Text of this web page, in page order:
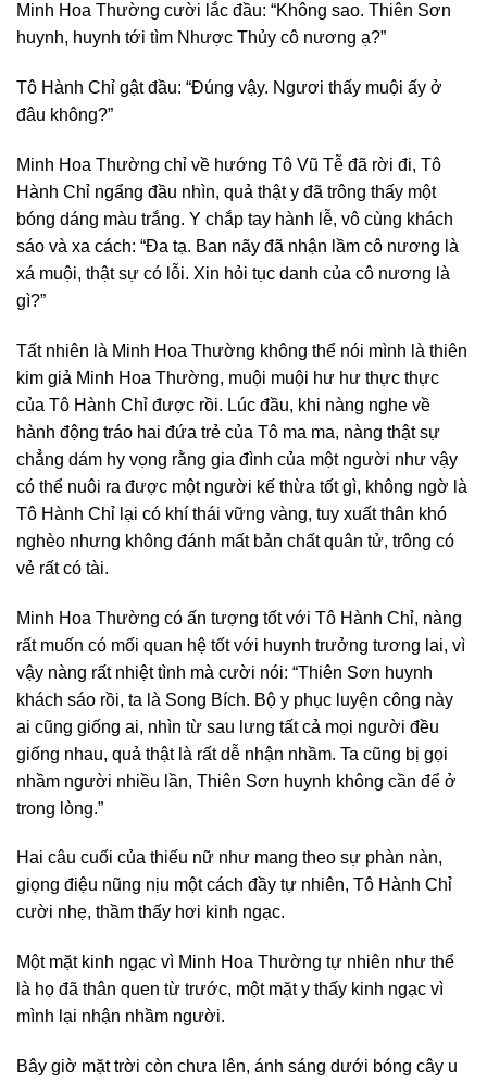
Minh Hoa Thường cười lắc đầu: “Không sao. Thiên Sơn
huynh, huynh tới tìm Nhược Thủy cô nương ạ?”
Tô Hành Chỉ gật đầu: “Đúng vậy. Ngươi thấy muội ấy ở
đâu không?”
Minh Hoa Thường chỉ về hướng Tô Vũ Tễ đã rời đi, Tô
Hành Chỉ ngẩng đầu nhìn, quả thật y đã trông thấy một
bóng dáng màu trắng. Y chắp tay hành lễ, vô cùng khách
sáo và xa cách: “Đa tạ. Ban nãy đã nhận lầm cô nương là
xá muội, thật sự có lỗi. Xin hỏi tục danh của cô nương là
gì?”
Tất nhiên là Minh Hoa Thường không thể nói mình là thiên
kim giả Minh Hoa Thường, muội muội hư hư thực thực
của Tô Hành Chỉ được rồi. Lúc đầu, khi nàng nghe về
hành động tráo hai đứa trẻ của Tô ma ma, nàng thật sự
chẳng dám hy vọng rằng gia đình của một người như vậy
có thể nuôi ra được một người kế thừa tốt gì, không ngờ là
Tô Hành Chỉ lại có khí thái vững vàng, tuy xuất thân khó
nghèo nhưng không đánh mất bản chất quân tử, trông có
vẻ rất có tài.
Minh Hoa Thường có ấn tượng tốt với Tô Hành Chỉ, nàng
rất muốn có mối quan hệ tốt với huynh trưởng tương lai, vì
vậy nàng rất nhiệt tình mà cười nói: “Thiên Sơn huynh
khách sáo rồi, ta là Song Bích. Bộ y phục luyện công này
ai cũng giống ai, nhìn từ sau lưng tất cả mọi người đều
giống nhau, quả thật là rất dễ nhận nhầm. Ta cũng bị gọi
nhầm người nhiều lần, Thiên Sơn huynh không cần để ở
trong lòng.”
Hai câu cuối của thiếu nữ như mang theo sự phàn nàn,
giọng điệu nũng nịu một cách đầy tự nhiên, Tô Hành Chỉ
cười nhẹ, thầm thấy hơi kinh ngạc.
Một mặt kinh ngạc vì Minh Hoa Thường tự nhiên như thể
là họ đã thân quen từ trước, một mặt y thấy kinh ngạc vì
mình lại nhận nhầm người.
Bây giờ mặt trời còn chưa lên, ánh sáng dưới bóng cây u